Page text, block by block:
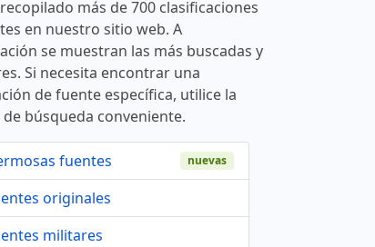
más de 700 clasificaciones
en nuestro sitio web. A
se muestran las más buscadas y
Si necesita encontrar una
de fuente específica, utilice la
búsqueda conveniente.
fuentes nuevas
originales
militares